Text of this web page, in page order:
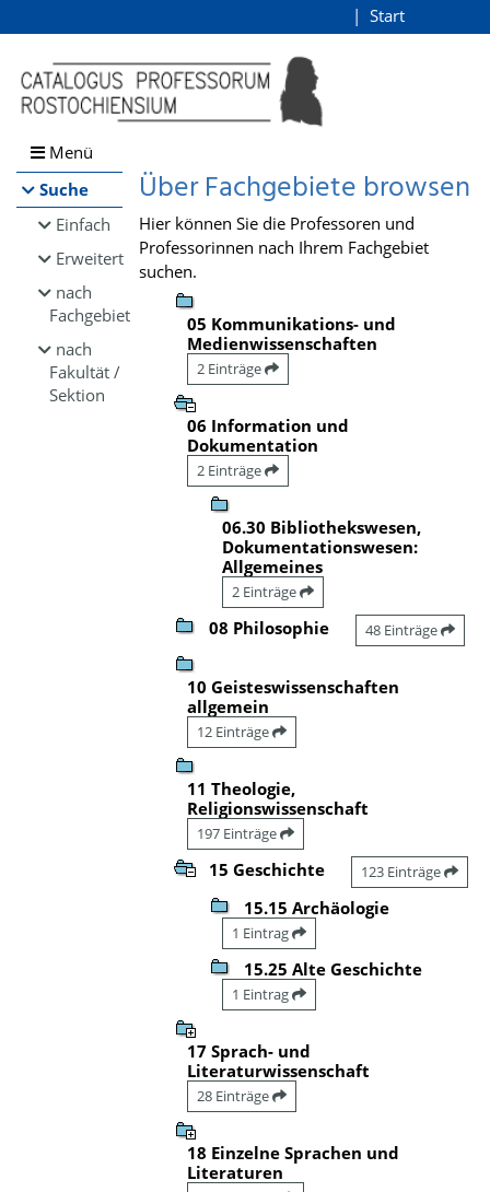
Browsen
direkt zum Inhalt
Start
Menü
Suche
Einfach
Erweitert
nach
Fachgebiet
nach
Fakultät /
Sektion
Über Fachgebiete browsen
Hier können Sie die Professoren und
Professorinnen nach Ihrem Fachgebiet
suchen.
05 Kommunikations- und
Medienwissenschaften
2 Einträge
06 Information und
Dokumentation
2 Einträge
06.30 Bibliothekswesen,
Dokumentationswesen:
Allgemeines
2 Einträge
08 Philosophie 48 Einträge
10 Geisteswissenschaften
allgemein
12 Einträge
11 Theologie,
Religionswissenschaft
197 Einträge
15 Geschichte 123 Einträge
15.15 Archäologie
1 Eintrag
15.25 Alte Geschichte
1 Eintrag
17 Sprach- und
Literaturwissenschaft
28 Einträge
18 Einzelne Sprachen und
Literaturen